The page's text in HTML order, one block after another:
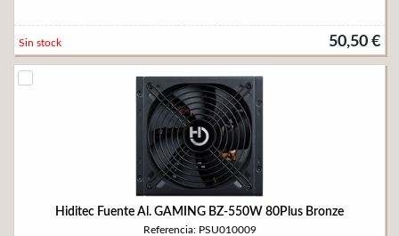
50,50 €
Sin stock
Hiditec Fuente Al. GAMING BZ-550W 80Plus Bronze
Referencia: PSU010009